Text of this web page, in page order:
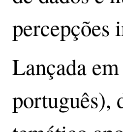
percepções
Lançada
português),